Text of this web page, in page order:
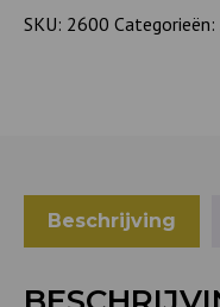
70's
SKU: 2600 Categorieën:
Beschrijving